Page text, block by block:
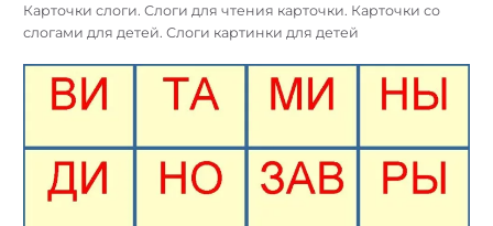
Карточки слоги. Слоги для чтения карточки. Карточки со
слогами для детей. Слоги картинки для детей